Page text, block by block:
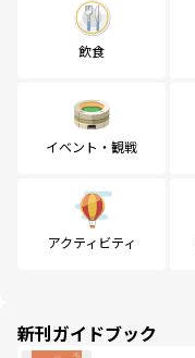
飲食
イベント・観戦
アクティビティ
新刊ガイドブック